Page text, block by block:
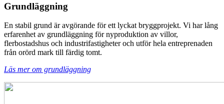
Grundläggning
En stabil grund är avgörande för ett lyckat bryggprojekt. Vi har lång
erfarenhet av grundläggning för nyproduktion av villor,
flerbostadshus och industrifastigheter och utför hela entreprenaden
från orörd mark till färdig tomt.
Läs mer om grundläggning